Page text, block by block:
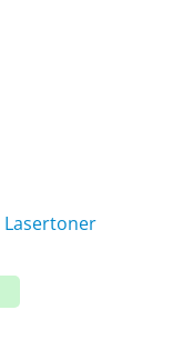
Lasertoner